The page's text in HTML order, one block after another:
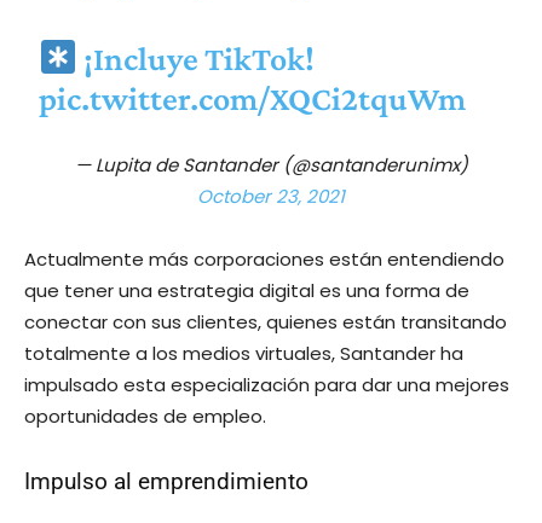
¡Incluye TikTok!
pic.twitter.com/XQCi2tquWm
— Lupita de Santander (@santanderunimx)
October 23, 2021
Actualmente más corporaciones están entendiendo
que tener una estrategia digital es una forma de
conectar con sus clientes, quienes están transitando
totalmente a los medios virtuales, Santander ha
impulsado esta especialización para dar una mejores
oportunidades de empleo.
Impulso al emprendimiento